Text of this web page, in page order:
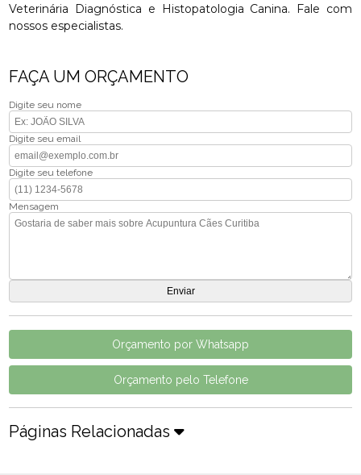
Veterinária Diagnóstica e Histopatologia Canina. Fale com
nossos especialistas.
FAÇA UM ORÇAMENTO
Digite seu nome
Digite seu email
Digite seu telefone
Mensagem
Orçamento por Whatsapp
Orçamento pelo Telefone
Páginas Relacionadas